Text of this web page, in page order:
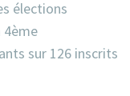
élections
4ème
sur 126 inscrits